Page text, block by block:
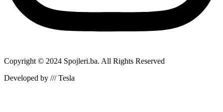
Copyright © 2024 Spojleri.ba. All Rights Reserved
Developed by /// Tesla